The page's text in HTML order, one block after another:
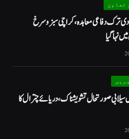
تعاون
ترک دفاعی معاہدہ، کراچی سبز و سرخ
نہا گیا
سیلابی صورتحال تشویشناک، دریائے چترال کا